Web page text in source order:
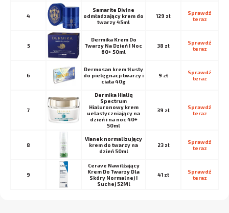
4
Samarite Divine
odmładzający krem do
twarzy 45ml
129 zł
Sprawdź
teraz
5
Dermika Krem Do
Twarzy Na Dzień I Noc
60+ 50ml
38 zł
Sprawdź
teraz
6
Dermosan krem tłusty
do pielęgnacji twarzy i
ciała 40g
9 zł
Sprawdź
teraz
7
Dermika Hialiq
Spectrum
Hialuronowy krem
uelastyczniający na
dzień i na noc 40+
50ml
39 zł
Sprawdź
teraz
8
Vianek normalizujący
krem do twarzy na
dzień 50ml
23 zł
Sprawdź
teraz
9
Cerave Nawilżający
Krem Do Twarzy Dla
Skóry Normalnej I
Suchej 52Ml
41 zł
Sprawdź
teraz